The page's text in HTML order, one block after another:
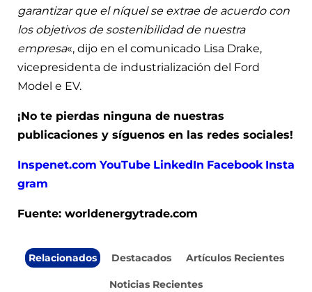
garantizar que el níquel se extrae de acuerdo con
los objetivos de sostenibilidad de nuestra
empresa«, dijo en el comunicado Lisa Drake,
vicepresidenta de industrialización del Ford
Model e EV.
¡No te pierdas ninguna de nuestras
publicaciones y síguenos en las redes sociales!
Inspenet.com YouTube LinkedIn Facebook Insta
gram
Fuente: worldenergytrade.com
Relacionados Destacados Artículos Recientes
Noticias Recientes